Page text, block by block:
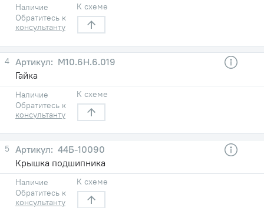
Наличие
Обратитесь к
консультанту
К схеме
4
М10.6Н.6.019
Гайка
Наличие
Обратитесь к
консультанту
К схеме
5
44Б-10090
Крышка подшипника
Наличие
Обратитесь к
консультанту
К схеме